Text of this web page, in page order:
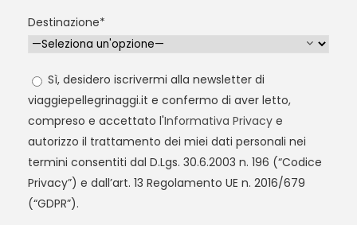
Destinazione*
Sì, desidero iscrivermi alla newsletter di
viaggiepellegrinaggi.it e confermo di aver letto,
compreso e accettato l'Informativa Privacy e
autorizzo il trattamento dei miei dati personali nei
termini consentiti dal D.Lgs. 30.6.2003 n. 196 (“Codice
Privacy”) e dall’art. 13 Regolamento UE n. 2016/679
(“GDPR”).